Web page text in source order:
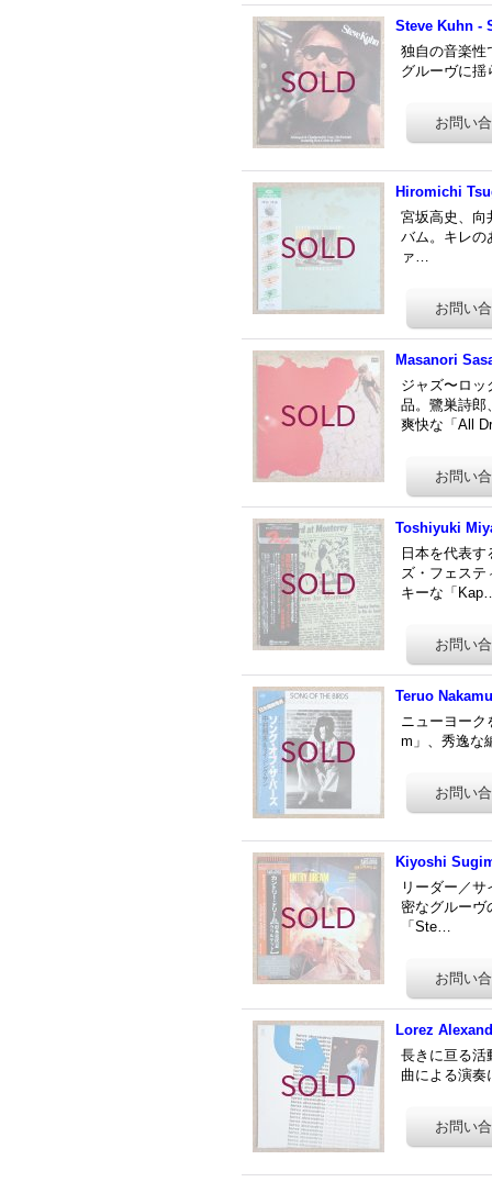
Steve Kuhn -
独自の音楽性
グルーヴに
Hiromichi
宮坂高史、向
バム。キレの
ァ…
Masanori
ジャズ〜ロッ
品。鷺巣詩郎
爽快な「All
Toshiyuki
日本を代表
ズ・フェステ
キーな「
Teruo
ニューヨーク
m」、秀逸な
Kiyoshi
リーダー／
密なグルーヴ
「Ste…
Lorez
長きに亘る活
曲による演